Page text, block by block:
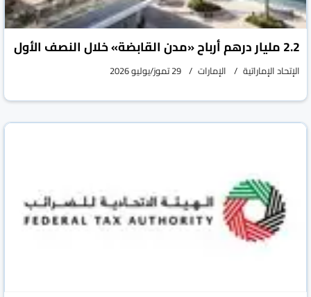
2.2 مليار درهم أرباح «مدن القابضة» خلال النصف الأول
الإتحاد الإماراتية الإمارات 29 تموز/يوليو 2026